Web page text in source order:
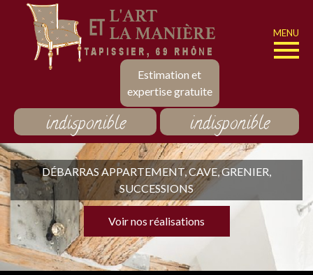
Estimation et
expertise gratuite
MENU
indisponible indisponible
DÉBARRAS APPARTEMENT, CAVE, GRENIER,
SUCCESSIONS
Voir nos réalisations